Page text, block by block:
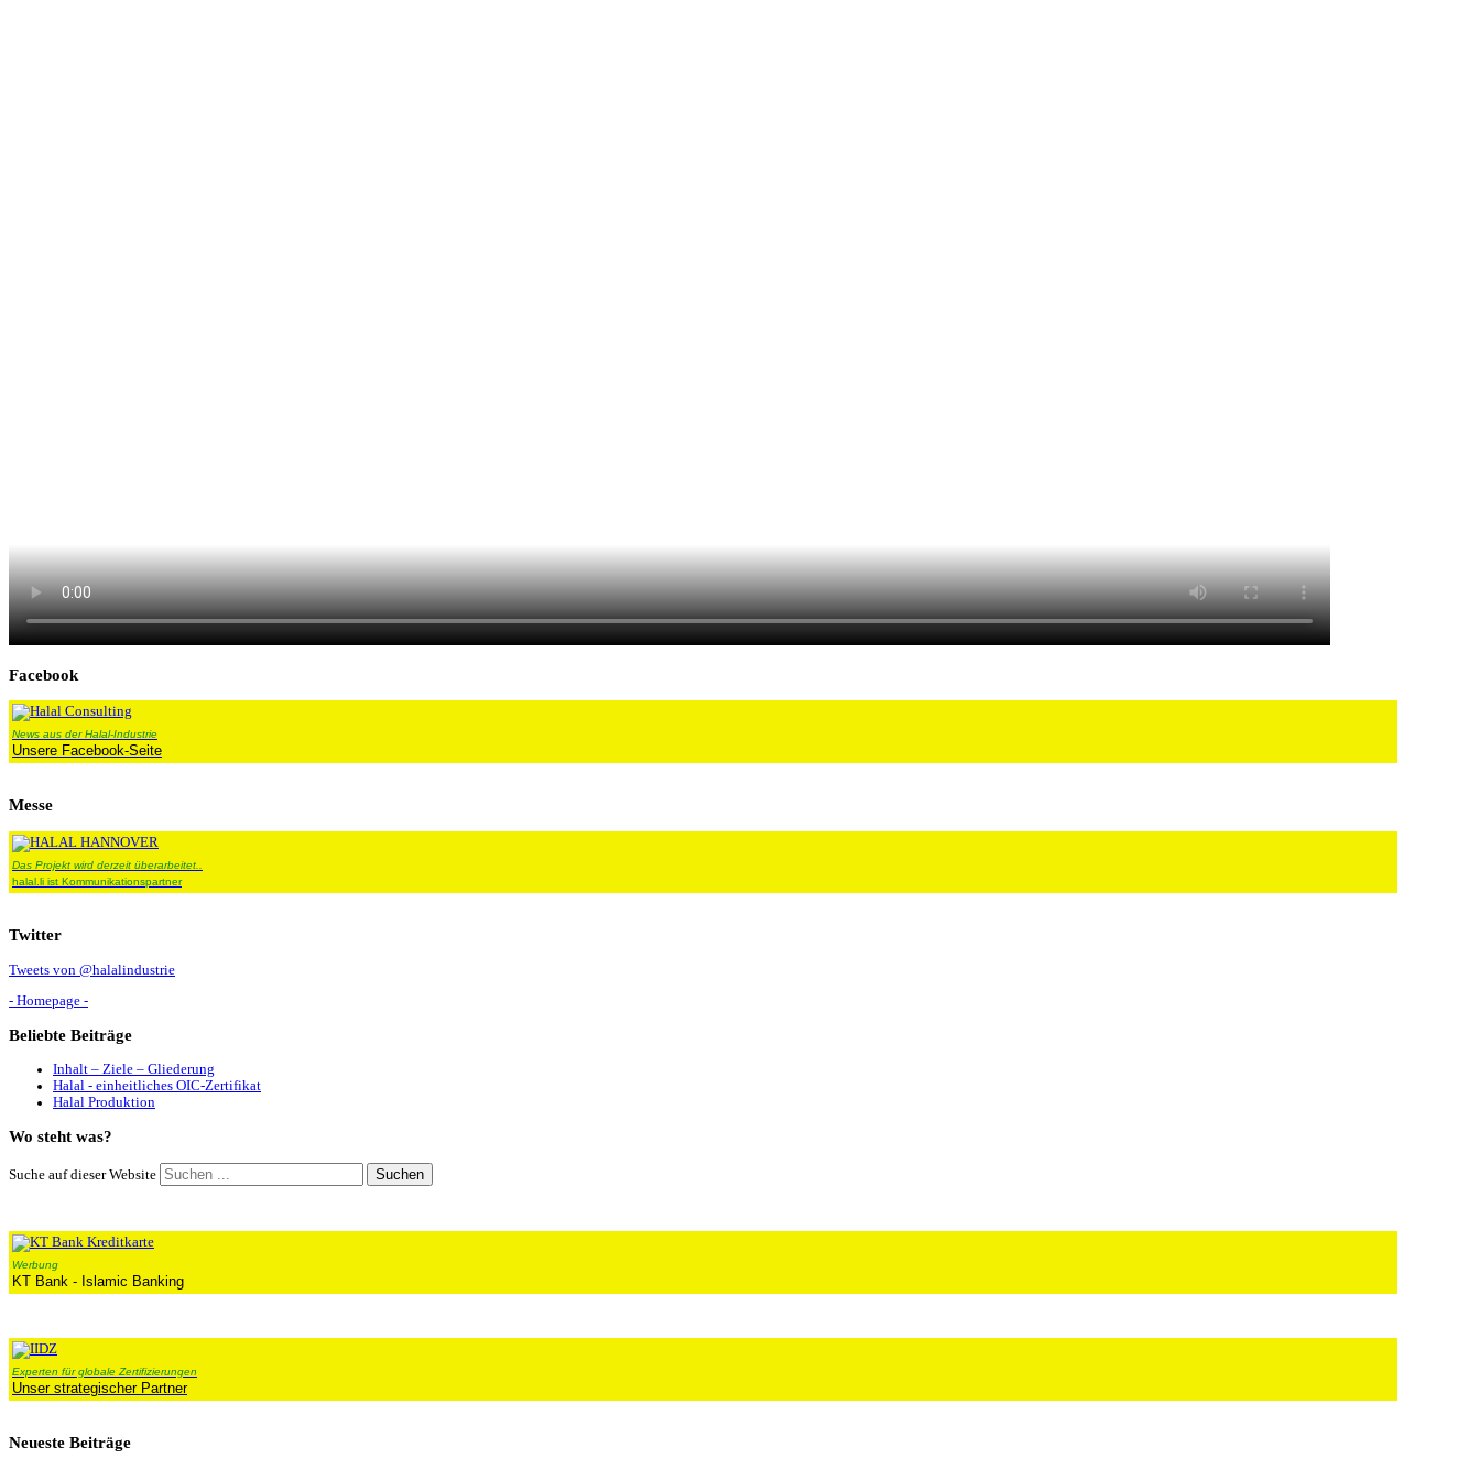
Facebook
News aus der Halal-Industrie
Unsere Facebook-Seite
Messe
Das Projekt wird derzeit überarbeitet..
halal.li ist Kommunikationspartner
Twitter
Tweets von @halalindustrie
- Homepage -
Beliebte Beiträge
Inhalt – Ziele – Gliederung
Halal - einheitliches OIC-Zertifikat
Halal Produktion
Wo steht was?
Suche auf dieser Website Suchen
Werbung
KT Bank - Islamic Banking
Experten für globale Zertifizierungen
Unser strategischer Partner
Neueste Beiträge